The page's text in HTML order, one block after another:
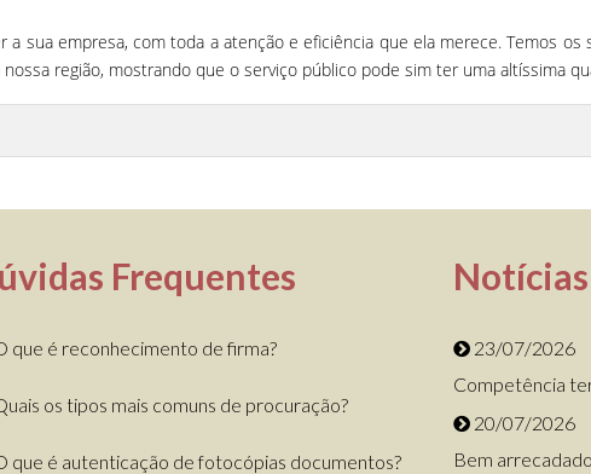
sua empresa, com toda a atenção e eficiência que ela merece. Temos os
região, mostrando que o serviço público pode sim ter uma altíssima
Frequentes
que é reconhecimento de firma?
os tipos mais comuns de procuração?
que é autenticação de fotocópias documentos?
23/07/2026
Competência
20/07/2026
Bem